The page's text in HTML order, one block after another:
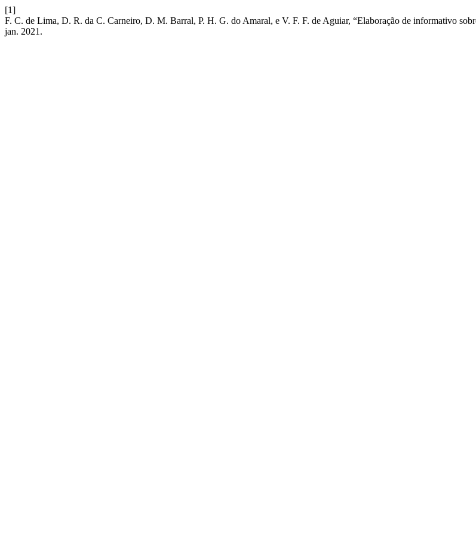
[1]
F. C. de Lima, D. R. da C. Carneiro, D. M. Barral, P. H. G. do Amaral, e V. F. F. de Aguiar, “Elaboração de informativo
jan. 2021.